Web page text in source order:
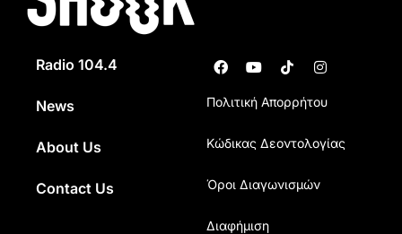
Radio 104.4
News
About Us
Contact Us
Πολιτική Απορρήτου
Κώδικας Δεοντολογίας
Όροι Διαγωνισμών
Διαφήμιση